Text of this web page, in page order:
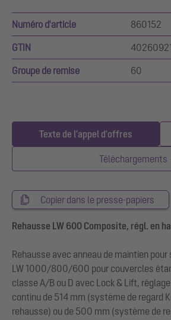
Numéro d'article 860152
GTIN
Groupe de remise 60
Texte de l'appel d'offres
Téléchargements
Copier dans le presse-papiers
Rehausse LW 600 Composite, régl. en
Rehausse avec anneau de maintien
LW 1000/800/600 pour couvercles
classe A/B ou D avec Lock & Lift,
continu de 514 mm (système de regard
rehausse) ou de 500 mm (système de